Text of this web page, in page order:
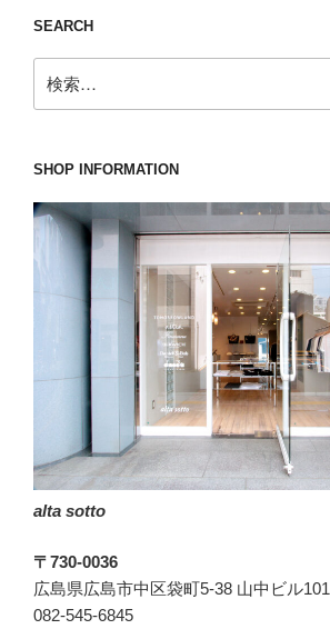
グ
ミ
が
届
な
て
と
は
tramarossa(ト
ロ
ッ
サ)
「R-
ELAX」”
の
SEARCH
索:
SHOP INFORMATION
alta sotto
〒730-0036
広島県広島市中区袋町5-38 山中ビル101
082-545-6845